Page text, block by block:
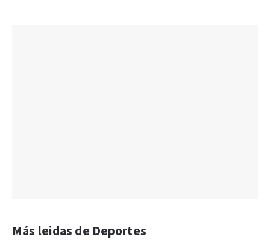
Más leidas de Deportes